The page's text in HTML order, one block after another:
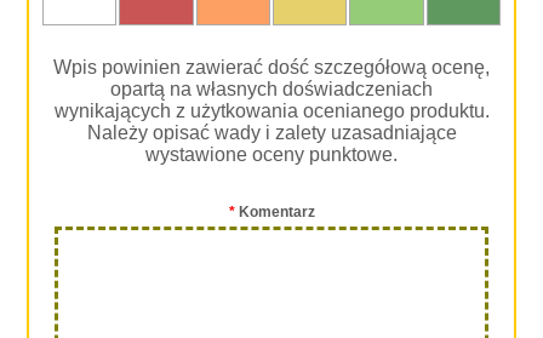
Wpis powinien zawierać dość szczegółową ocenę,
opartą na własnych doświadczeniach
wynikających z użytkowania ocenianego produktu.
Należy opisać wady i zalety uzasadniające
wystawione oceny punktowe.
*Komentarz